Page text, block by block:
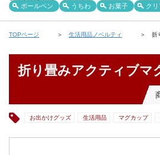
ボールペン
うちわ お菓子 ク
TOPページ 生活用品ノベルティ 折
折り畳みアクティブマ
お出かけグッズ 生活用品 マグカップ